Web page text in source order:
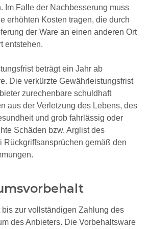
Im Falle der Nachbesserung muss
erhöhten Kosten tragen, die durch
der Ware an einen anderen Ort
entstehen.
beträgt ein Jahr ab
Die verkürzte Gewährleistungsfrist
zurechenbare schuldhaft
aus der Verletzung des Lebens, des
und grob fahrlässig oder
Schäden bzw. Arglist des
Rückgriffsansprüchen gemäß den
zur vollständigen Zahlung des
des Anbieters. Die Vorbehaltsware